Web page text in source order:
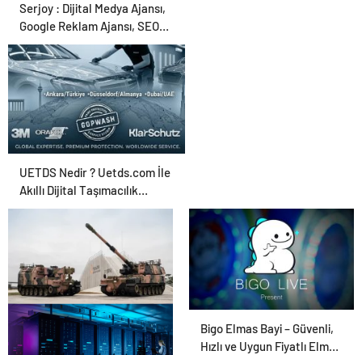
Ücret ve Kesintisiz
Burs
Serjoy : Dijital Medya Ajansı,
Google Reklam Ajansı, SEO
Ajansı ve Web Tasarım Ajansı
UETDS Nedir ? Uetds.com İle
Akıllı Dijital Taşımacılık
Yazılımı
Savunma Sanayinde
Güncel, Doğru ve Teknik
Bigo Elmas Bayi – Güvenli,
Hızlı ve Uygun Fiyatlı Elmas